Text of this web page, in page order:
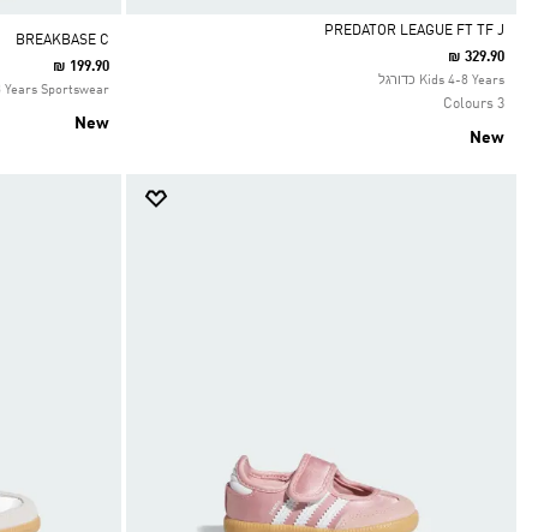
Selected
PREDATOR LEAGUE FT TF J
₪ 329.90
Kids 4-8 Years כדורגל
3 Colours
New
BREAKBASE C
₪ 199.90
Years Sportswear
New